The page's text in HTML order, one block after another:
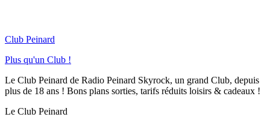
Club Peinard
Plus qu'un Club !
Le Club Peinard de Radio Peinard Skyrock, un grand Club, depuis
plus de 18 ans ! Bons plans sorties, tarifs réduits loisirs & cadeaux !
Le Club Peinard